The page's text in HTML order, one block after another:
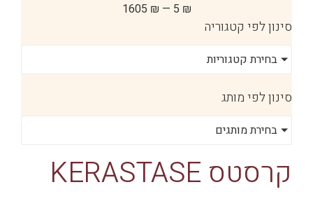
₪
5
—
₪
1605
סינון לפי קטגוריה
בחירת קטגוריות
סינון לפי מותג
בחירת מותגים
קרסטס KERASTASE